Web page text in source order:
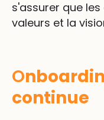
s'assurer que
valeurs et la
O
continue